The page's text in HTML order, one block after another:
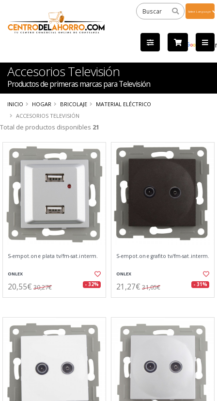
by
Accesorios Televisión
Productos de primeras marcas para Televisión
INICIO HOGAR BRICOLAJE
MATERIAL ELÉCTRICO
ACCESORIOS TELEVISIÓN
Total de productos disponibles 21
S-empot.one plata tv/fm-sat.interm.
ONLEX
20,55€ 30,27€ - 32%
S-empot.one grafito tv/fm-sat.interm.
ONLEX
21,27€ 31,05€ - 31%